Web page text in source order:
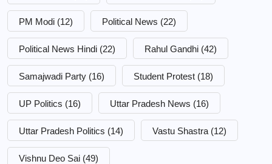
PM Modi (12) Political News (22)
Political News Hindi (22) Rahul Gandhi (42)
Samajwadi Party (16) Student Protest (18)
UP Politics (16) Uttar Pradesh News (16)
Uttar Pradesh Politics (14) Vastu Shastra (12)
Vishnu Deo Sai (49)